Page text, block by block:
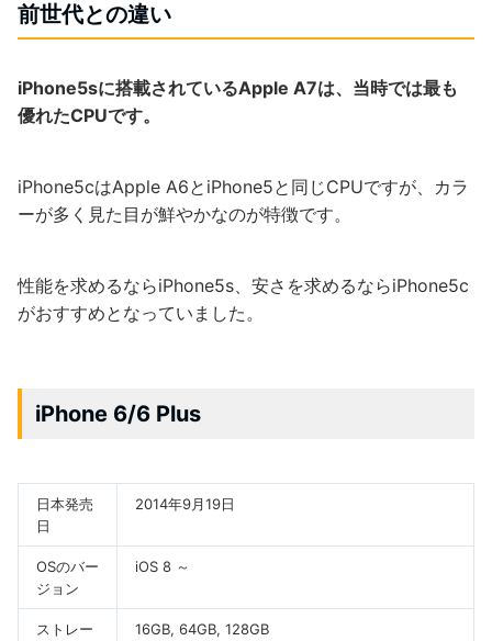
前世代との違い
iPhone5sに搭載されているApple A7は、当時では最も
優れたCPUです。
iPhone5cはApple A6とiPhone5と同じCPUですが、カラ
ーが多く見た目が鮮やかなのが特徴です。
性能を求めるならiPhone5s、安さを求めるならiPhone5c
がおすすめとなっていました。
iPhone 6/6 Plus
日本発売
日
2014年9月19日
OSのバー
ジョン
iOS 8 ～
ストレー 16GB, 64GB, 128GB